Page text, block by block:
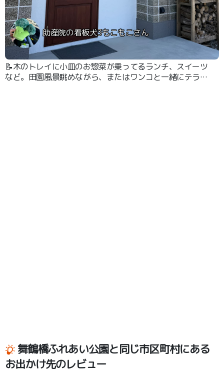
助産院の看板犬3もこもこさん
📝木のトレイに小皿のお惣菜が乗ってるランチ、スイーツ
など。田園風景眺めながら、またはワンコと一緒にテラス
舞鶴橋ふれあい公園と同じ市区町村にある
お出かけ先のレビュー